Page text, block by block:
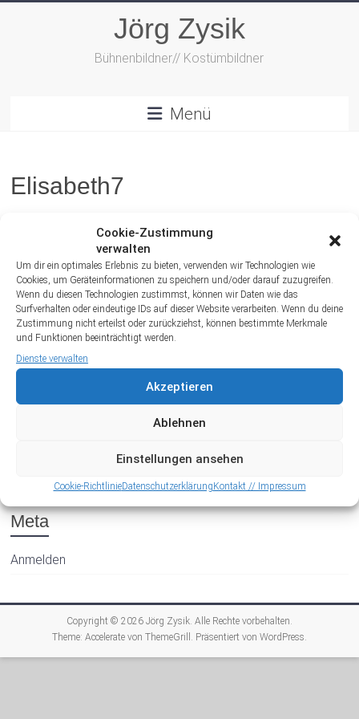
Cookie-Zustimmung
verwalten
Um dir ein optimales Erlebnis zu bieten, verwenden wir Technologien wie
Cookies, um Geräteinformationen zu speichern und/oder darauf zuzugreifen.
Wenn du diesen Technologien zustimmst, können wir Daten wie das
Surfverhalten oder eindeutige IDs auf dieser Website verarbeiten. Wenn du deine
Zustimmung nicht erteilst oder zurückziehst, können bestimmte Merkmale
und Funktionen beeinträchtigt werden.
Dienste verwalten
Akzeptieren
Ablehnen
Einstellungen ansehen
Cookie-RichtlinieDatenschutzerklärung Kontakt // Impressum
Jörg Zysik
Bühnenbildner// Kostümbildner
Menü
Elisabeth7
Meta
Anmelden
Copyright © 2026 Jörg Zysik. Alle Rechte vorbehalten.
Theme: Acceleratevon ThemeGrill. Präsentiert von WordPress.